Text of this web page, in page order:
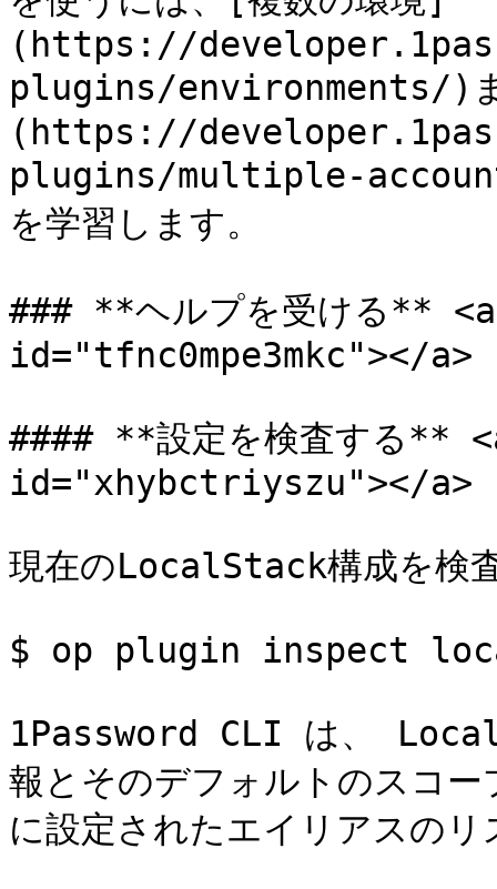
(https://
plugins/environments/)ま
(https://
plugins/multiple-
を学習します。
### **ヘルプを受ける**
id="tfnc0mpe3mkc"></a>
#### **設定を検査する
id="xhybctriyszu"></a>
現在のLocalStack構成を検
$ op plugin inspect
1Password CLI は、
報とそのデフォルトのスコ
に設定されたエイリアスの